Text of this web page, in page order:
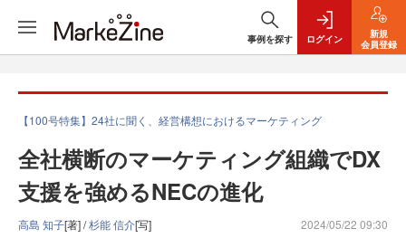
事例を探す ログイン
新規
会員登録
【100号特集】24社に聞く、経営構想におけるマーケティング
全社横断のマーケティング組織でDX
支援を強めるNECの進化
高島 知子[著] /杉能 信介[写] 2024/05/22 09:30